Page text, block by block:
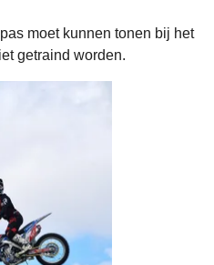
moet kunnen tonen bij het
getraind worden.